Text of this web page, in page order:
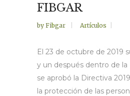
FIBGAR
by Fibgar Artículos
El 23 de octubre de 2019
y un después dentro de la
se aprobó la Directiva
la protección de las